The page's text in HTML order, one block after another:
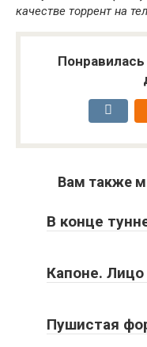
качестве торрент на
Вам также
В конце
Капоне.
Пушистая